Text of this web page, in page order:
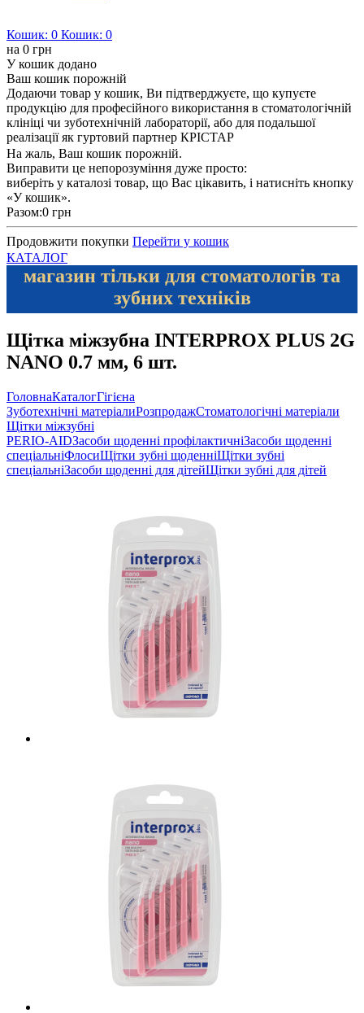
Кошик: 0 Кошик: 0
на 0 грн
У кошик додано
Ваш кошик порожній
Додаючи товар у кошик, Ви підтверджуєте, що купуєте
продукцію для професійного використання в стоматологічній
клініці чи зуботехнічній лабораторії, або для подальшої
реалізації як гуртовий партнер КРІСТАР
На жаль, Ваш кошик порожній.
Виправити це непорозуміння дуже просто:
виберіть у каталозі товар, що Вас цікавить, і натисніть кнопку
«У кошик».
Разом:0 грн
Продовжити покупки Перейти у кошик
КАТАЛОГ
магазин тільки для стоматологів та
зубних техніків
Щітка міжзубна INTERPROX PLUS 2G
NANO 0.7 мм, 6 шт.
ГоловнаКаталогГігієна
Зуботехнічні матеріалиРозпродажСтоматологічні матеріали
Щітки міжзубні
PERIO-AIDЗасоби щоденні профілактичніЗасоби щоденні
спеціальніФлосиЩітки зубні щоденніЩітки зубні
спеціальніЗасоби щоденні для дітейЩітки зубні для дітей